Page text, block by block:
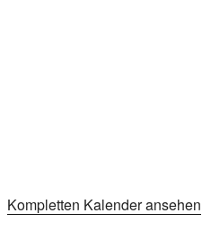
Kompletten Kalender ansehen